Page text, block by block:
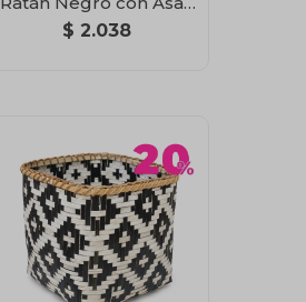
D40 x 30 cm
$ 2.038